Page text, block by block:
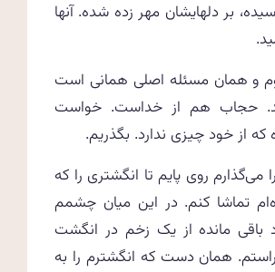
بر دلهایشان مهر زده شده. آنها
و همان مسئله اصلی همانی است
حجاب هم از خداست. خواست
از خود چیزی ندارد. بگذریم.
روی پایم تا انگشتری را که
تماشا کنم. در این میان چشمم
باقی مانده از یک زخم در انگشت
همان دست که انگشترم را به